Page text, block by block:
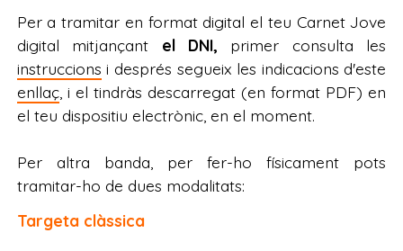
Per a tramitar en format digital el teu Carnet Jove
digital mitjançant el DNI, primer consulta les
instruccions i després segueix les indicacions d'este
enllaç, i el tindràs descarregat (en format PDF) en
el teu dispositiu electrònic, en el moment.
Per altra banda, per fer-ho físicament pots
tramitar-ho de dues modalitats:
Targeta clàssica